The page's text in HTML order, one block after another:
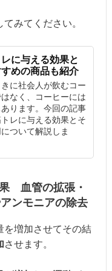
みてください。
に与える効果と
めの商品も紹介
に社会人が飲むコー
なく、コーヒーには
ります。今回の記事
レに与える効果とそ
ついて解説しま
血管の拡張・
ンモニアの除去
を増加させてその結
させます。